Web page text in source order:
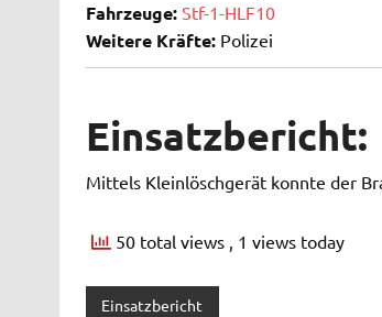
Fahrzeuge: Stf-1-HLF10
Weitere Kräfte:Polizei
Einsatzbericht:
Mittels Kleinlöschgerät konnte der
50 total views , 1 views today
Einsatzbericht